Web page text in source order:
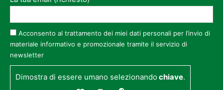
Acconsento al trattamento dei miei dati personali per l’invio di
materiale informativo e promozionale tramite il servizio di
newsletter
Dimostra di essere umano selezionandochiave.